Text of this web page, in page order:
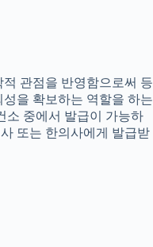
관점을 반영함으로써 등
을 확보하는 역할을 하는
소 중에서 발급이 가능하
또는 한의사에게 발급받